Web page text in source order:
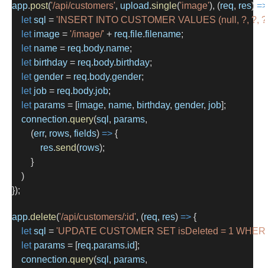
app.post('/api/customers', upload.single('image'), (req, res)
let sql = 'INSERT INTO CUSTOMER VALUES (null, ?, ?,
let image = '/image/' + req.file.filename;
let name = req.body.name;
let birthday = req.body.birthday;
let gender = req.body.gender;
let job = req.body.job;
let params = [image, name, birthday, gender, job];
connection.query(sql , params,
        (
err, rows, fields) => {
res.send(rows);
        }
    )
});
app.delete('/api/customers/:id', (req, res) => {
let sql = 'UPDATE CUSTOMER SET isDeleted = 1
let params = [req.params.id];
connection.query(sql , params,